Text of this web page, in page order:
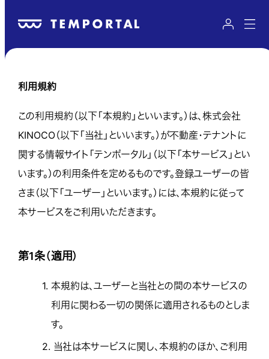
利用規約
この利用規約（以下「本規約」といいます。）は、株式会社
KINOCO（以下「当社」といいます。）が不動産・テナントに
関する情報サイト「テンポータル」（以下「本サービス」とい
います。）の利用条件を定めるものです。登録ユーザーの皆
さま（以下「ユーザー」といいます。）には、本規約に従って
本サービスをご利用いただきます。
第1条（適用）
1. 本規約は、ユーザーと当社との間の本サービスの
利用に関わる一切の関係に適用されるものとしま
す。
2. 当社は本サービスに関し、本規約のほか、ご利用